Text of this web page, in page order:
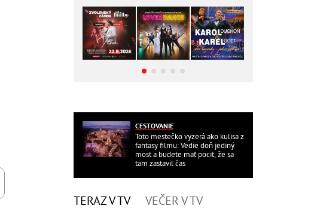
CESTOVANIE
Toto mestečko vyzerá ako kulisa z
fantasy filmu: Vedie doň jediný
most a budete mať pocit, že sa
tam zastavil čas
TERAZ V TV VEČER V TV